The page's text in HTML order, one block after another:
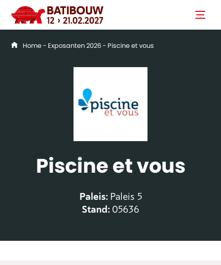
Home- Exposanten 2026- Piscine et vous
Piscine et vous
Paleis: Paleis 5
Stand: 05636